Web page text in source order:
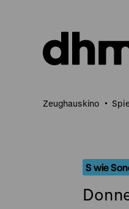
Seiteninhalt
springen
Zeughauskino
S wie